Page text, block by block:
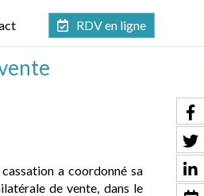
RDV en ligne
a coordonné sa
de vente, dans le